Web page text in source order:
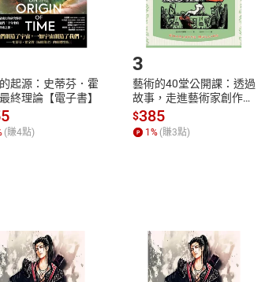
Step2.登入
起源：史蒂芬．霍
終理論【電子書】
(賺4點)
3
藝術的40堂公開課：透過
故事，走進藝術家創作現
場，看藝術如何誕生、如
何形塑人類生活【電子
書】
$385
1 % (賺3點)